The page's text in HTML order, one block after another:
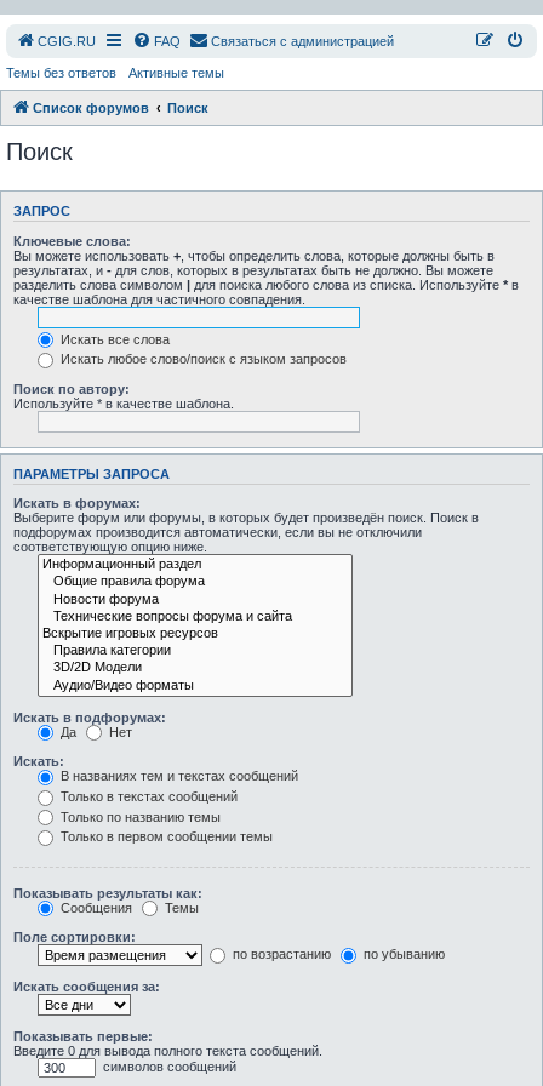
СGIG.RU FAQ Связаться с администрацией
Темы без ответов Активные темы
Список форумов Поиск
Поиск
ЗАПРОС
Ключевые слова:
Вы можете использовать + , чтобы определить слова, которые должны быть в
результатах, и - для слов, которых в результатах быть не должно. Вы можете
разделить слова символом | для поиска любого слова из списка. Используйте * в
качестве шаблона для частичного совпадения.
Искать все слова
Искать любое слово/поиск с языком запросов
Поиск по автору:
Используйте * в качестве шаблона.
ПАРАМЕТРЫ ЗАПРОСА
Искать в форумах:
Выберите форум или форумы, в которых будет произведён поиск. Поиск в
подфорумах производится автоматически, если вы не отключили
соответствующую опцию ниже.
Искать в подфорумах:
Да
Нет
Искать:
В названиях тем и текстах сообщений
Только в текстах сообщений
Только по названию темы
Только в первом сообщении темы
Показывать результаты как:
Сообщения
Темы
Поле сортировки:
по возрастанию
по убыванию
Искать сообщения за:
Показывать первые:
Введите 0 для вывода полного текста сообщений.
символов сообщений